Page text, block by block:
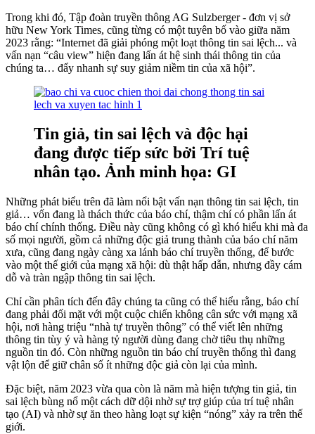
Trong khi đó, Tập đoàn truyền thông AG Sulzberger - đơn vị sở
hữu New York Times, cũng từng có một tuyên bố vào giữa năm
2023 rằng: “Internet đã giải phóng một loạt thông tin sai lệch... và
vấn nạn “câu view” hiện đang lấn át hệ sinh thái thông tin của
chúng ta… đẩy nhanh sự suy giảm niềm tin của xã hội”.
Tin giả, tin sai lệch và độc hại
đang được tiếp sức bởi Trí tuệ
nhân tạo. Ảnh minh họa: GI
Những phát biểu trên đã làm nổi bật vấn nạn thông tin sai lệch, tin
giả… vốn đang là thách thức của báo chí, thậm chí có phần lấn át
báo chí chính thống. Điều này cũng không có gì khó hiểu khi mà đa
số mọi người, gồm cả những độc giả trung thành của báo chí năm
xưa, cũng đang ngày càng xa lánh báo chí truyền thống, để bước
vào một thế giới của mạng xã hội: dù thật hấp dẫn, nhưng đầy cám
dỗ và tràn ngập thông tin sai lệch.
Chỉ cần phân tích đến đây chúng ta cũng có thể hiểu rằng, báo chí
đang phải đối mặt với một cuộc chiến không cân sức với mạng xã
hội, nơi hàng triệu “nhà tự truyền thông” có thể viết lên những
thông tin tùy ý và hàng tỷ người dùng đang chờ tiêu thụ những
nguồn tin đó. Còn những nguồn tin báo chí truyền thống thì đang
vật lộn để giữ chân số ít những độc giả còn lại của mình.
Đặc biệt, năm 2023 vừa qua còn là năm mà hiện tượng tin giả, tin
sai lệch bùng nổ một cách dữ dội nhờ sự trợ giúp của trí tuệ nhân
tạo (AI) và nhờ sự ăn theo hàng loạt sự kiện “nóng” xảy ra trên thế
giới.